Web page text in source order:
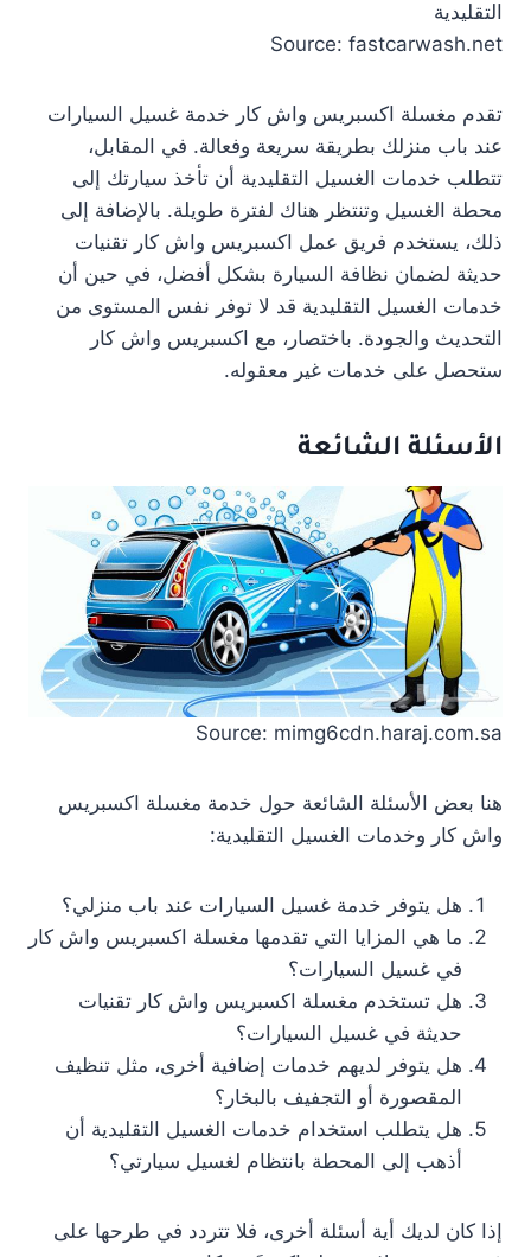
Source: fastcarwash.net
تقدم مغسلة اكسبريس واش كار خدمة غسيل السيارات
عند باب منزلك بطريقة سريعة وفعالة. في المقابل،
تتطلب خدمات الغسيل التقليدية أن تأخذ سيارتك إلى
محطة الغسيل وتنتظر هناك لفترة طويلة. بالإضافة إلى
ذلك، يستخدم فريق عمل اكسبريس واش كار تقنيات
حديثة لضمان نظافة السيارة بشكل أفضل، في حين أن
خدمات الغسيل التقليدية قد لا توفر نفس المستوى من
التحديث والجودة. باختصار، مع اكسبريس واش كار
ستحصل على خدمات غير معقوله.
الأسئلة الشائعة
Source: mimg6cdn.haraj.com.sa
هنا بعض الأسئلة الشائعة حول خدمة مغسلة اكسبريس
واش كار وخدمات الغسيل التقليدية:
هل يتوفر خدمة غسيل السيارات عند باب منزلي؟
ما هي المزايا التي تقدمها مغسلة اكسبريس واش كار
في غسيل السيارات؟
هل تستخدم مغسلة اكسبريس واش كار تقنيات
حديثة في غسيل السيارات؟
هل يتوفر لديهم خدمات إضافية أخرى، مثل تنظيف
المقصورة أو التجفيف بالبخار؟
هل يتطلب استخدام خدمات الغسيل التقليدية أن
أذهب إلى المحطة بانتظام لغسيل سيارتي؟
إذا كان لديك أية أسئلة أخرى، فلا تتردد في طرحها على